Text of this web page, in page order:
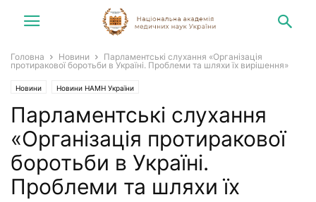
Головна Новини
Парламентські слухання «Організація
протиракової боротьби в Україні. Проблеми та шляхи їх вирішення»
Новини Новини НАМН України
Парламентські слухання
«Організація протиракової
боротьби в Україні.
Проблеми та шляхи їх